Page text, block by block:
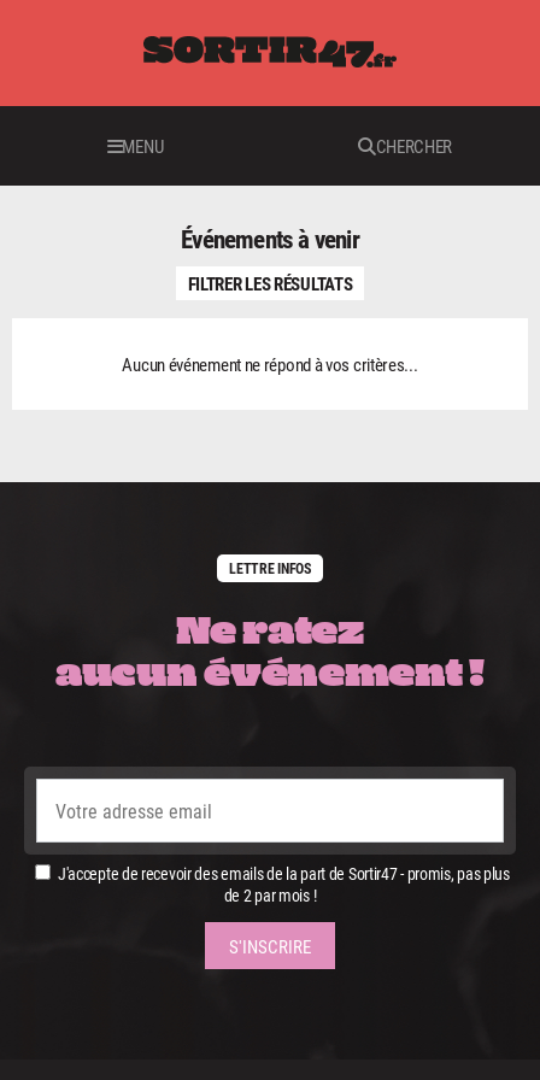
MENU CHERCHER
Événements à venir
Aucun événement ne répond à vos critères...
FILTRER LES RÉSULTATS
LETTRE INFOS
Ne ratez
aucun événement !
J'accepte de recevoir des emails de la part de Sortir47 - promis, pas plus
de 2 par mois !